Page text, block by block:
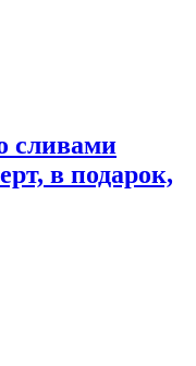
сливами
в подарок,